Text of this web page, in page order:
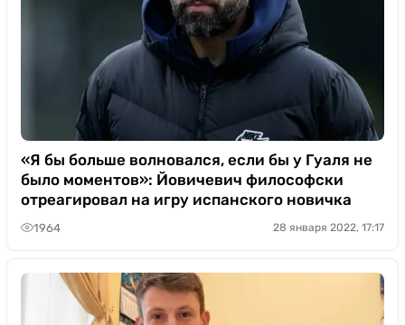
«Я бы больше волновался, если бы у Гуаля не
было моментов»: Йовичевич философски
отреагировал на игру испанского новичка
1964 28 января 2022, 17:17